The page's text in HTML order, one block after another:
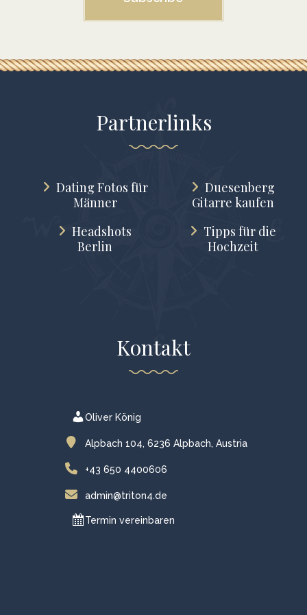
Partnerlinks
Dating Fotos für
Männer
Headshots
Berlin
Duesenberg
Gitarre kaufen
Tipps für die
Hochzeit
Kontakt
Oliver König
Alpbach 104, 6236 Alpbach, Austria
+43 650 4400606
admin@triton4.de
Termin vereinbaren